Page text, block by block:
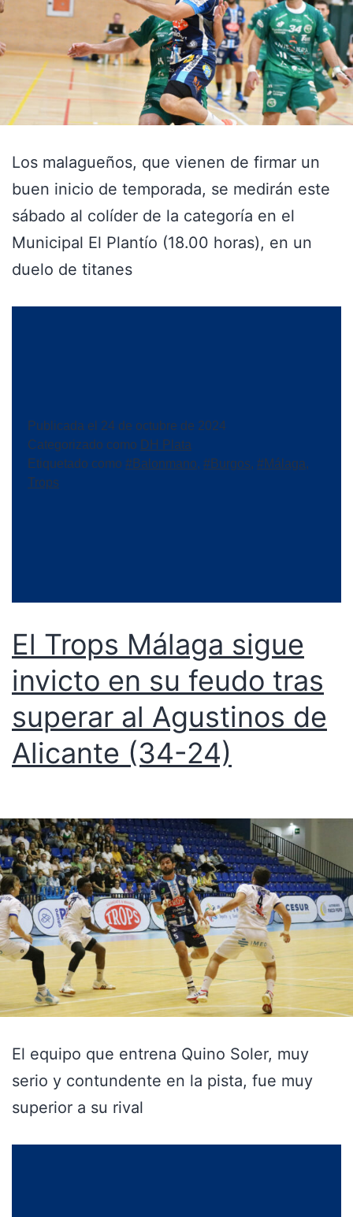
Los malagueños, que vienen de firmar un
buen inicio de temporada, se medirán este
sábado al colíder de la categoría en el
Municipal El Plantío (18.00 horas), en un
duelo de titanes
Publicada el 24 de octubre de 2024
Categorizado como DH Plata
Etiquetado como #Balonmano, #Burgos, #Málaga,
Trops
El Trops Málaga sigue
invicto en su feudo tras
superar al Agustinos de
Alicante (34-24)
El equipo que entrena Quino Soler, muy
serio y contundente en la pista, fue muy
superior a su rival